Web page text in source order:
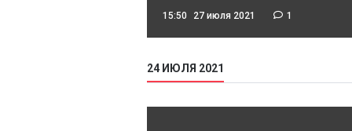
15:50 27 июля 2021 1
24 ИЮЛЯ 2021